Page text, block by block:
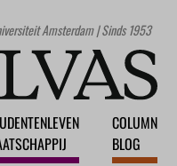
Amsterdam | Sinds 1953
COLUMN
BLOG